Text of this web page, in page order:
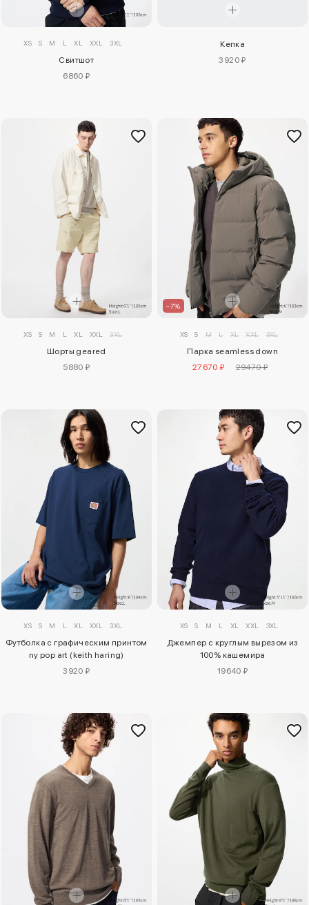
XS S M L XL XXL 3XL
Свитшот
6860 ₽
Кепка
3920 ₽
XS S M L XL XXL 3XL
Шорты geared
5880 ₽
–7%
XS S M L XL XXL 3XL
Парка seamless down
27670 ₽
29470 ₽
XS S M L XL XXL 3XL
Футболка с графическим принтом
ny pop art (keith haring)
3920 ₽
XS S M L XL XXL 3XL
Джемпер с круглым вырезом из
100% кашемира
19640 ₽